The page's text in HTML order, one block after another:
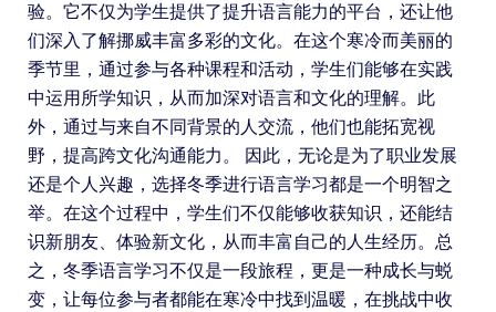
验。它不仅为学生提供了提升语言能力的平台，还让他
们深入了解挪威丰富多彩的文化。在这个寒冷而美丽的
季节里，通过参与各种课程和活动，学生们能够在实践
中运用所学知识，从而加深对语言和文化的理解。此
外，通过与来自不同背景的人交流，他们也能拓宽视
野，提高跨文化沟通能力。 因此，无论是为了职业发展
还是个人兴趣，选择冬季进行语言学习都是一个明智之
举。在这个过程中，学生们不仅能够收获知识，还能结
识新朋友、体验新文化，从而丰富自己的人生经历。总
之，冬季语言学习不仅是一段旅程，更是一种成长与蜕
变，让每位参与者都能在寒冷中找到温暖，在挑战中收